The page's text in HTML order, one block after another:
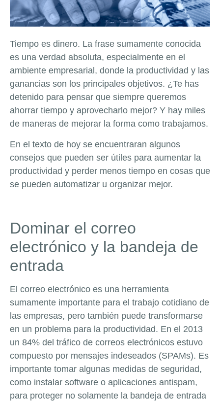
Tiempo es dinero. La frase sumamente conocida
es una verdad absoluta, especialmente en el
ambiente empresarial, donde la productividad y las
ganancias son los principales objetivos. ¿Te has
detenido para pensar que siempre queremos
ahorrar tiempo y aprovecharlo mejor? Y hay miles
de maneras de mejorar la forma como trabajamos.
En el texto de hoy se encuentraran algunos
consejos que pueden ser útiles para aumentar la
productividad y perder menos tiempo en cosas que
se pueden automatizar u organizar mejor.
Dominar el correo
electrónico y la bandeja de
entrada
El correo electrónico es una herramienta
sumamente importante para el trabajo cotidiano de
las empresas, pero también puede transformarse
en un problema para la productividad. En el 2013
un 84% del tráfico de correos electrónicos estuvo
compuesto por mensajes indeseados (SPAMs). Es
importante tomar algunas medidas de seguridad,
como instalar software o aplicaciones antispam,
para proteger no solamente la bandeja de entrada